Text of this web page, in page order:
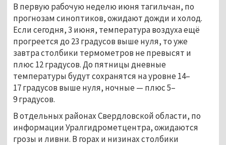
В первую рабочую неделю июня тагильчан, по
прогнозам синоптиков, ожидают дожди и холод.
Если сегодня, 3 июня, температура воздуха ещё
прогреется до 23 градусов выше нуля, то уже
завтра столбики термометров не превысят и
плюс 12 градусов. До пятницы дневные
температуры будут сохранятся на уровне 14–
17 градусов выше нуля, ночные — плюс 5–
9 градусов.
В отдельных районах Свердловской области, по
информации Уралгидрометцентра, ожидаются
грозы и ливни. В горах и низинах столбики